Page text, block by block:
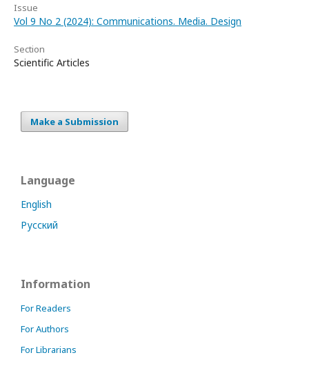
Issue
Vol 9 No 2 (2024): Communications. Media. Design
Section
Scientific Articles
Make a Submission
Language
English
Русский
Information
For Readers
For Authors
For Librarians